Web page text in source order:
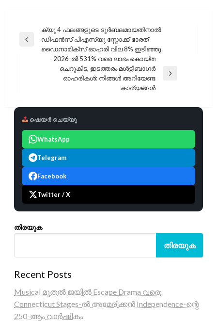
പോസ്റ്റുകളിലൂടെ
Previous
ക്യു 4 ഫലങ്ങളുടെ ദുർബലമായതിനാൽ
ഡിഫൻസ് പിഎസ്‌യു സ്റ്റോക്ക് ഭാരത്
ഡൈനാമിക്‌സ് ഓഹരി വില 8% ഇടിഞ്ഞു
2026-ൽ 531% വരെ ലാഭം കൊയ്ത
ചെറുകിട, ഇടത്തരം മൾട്ടിബാഗർ
ഓഹരികൾ: നിങ്ങൾ അറിയേണ്ട
കാര്യങ്ങൾ
ഷെയർ ചെയ്യൂ
WhatsApp
Telegram
Facebook
Twitter / X
തിരയുക
തിരയുക
Recent Posts
Musical മുതൽ ജയിൽ Escape Drama വരെ:
Connecticut Stages-ൽ അമേരിക്കൻ Independence-ന്റെ
250-ആം വാർഷികം